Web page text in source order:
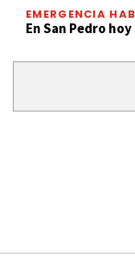
EMERGENCIA
En San Pedro